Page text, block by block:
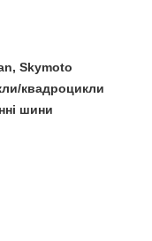
Skymoto
квадроцикли
шини